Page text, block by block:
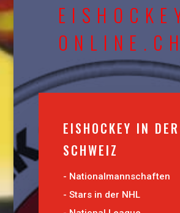
ONLINE.CH
EISHOCKEY IN DER
SCHWEIZ
- Nationalmannschaften
- Stars in der NHL